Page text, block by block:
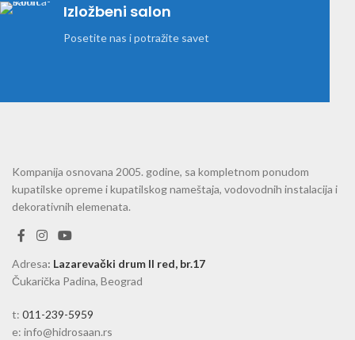
Izložbeni salon
Posetite nas i potražite savet
Kompanija osnovana 2005. godine, sa kompletnom ponudom
kupatilske opreme i kupatilskog nameštaja, vodovodnih instalacija i
dekorativnih elemenata.
Adresa: Lazarevački drum II red, br.17
Čukarička Padina, Beograd
t: 011-239-5959
e: info@hidrosaan.rs